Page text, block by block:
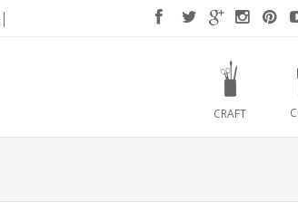
CRAFT